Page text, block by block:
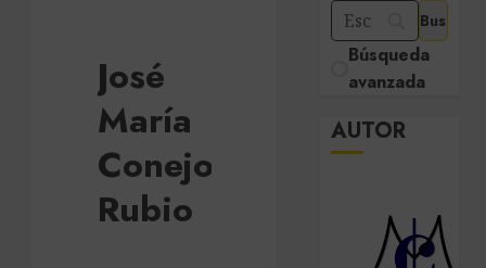
José
María
Conejo
Rubio
Búsqueda
avanzada
AUTOR